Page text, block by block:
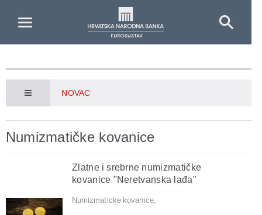
NOVAC
Numizmatičke kovanice
Zlatne i srebrne numizmatičke
kovanice "Neretvanska lađa"
Numizmaticke kovanice,